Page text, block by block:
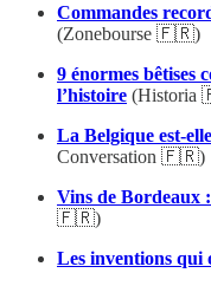
Commandes
(Zonebourse 🇫🇷)
9 énormes bêtises
l’histoire
La Belgique est-
Conversation 🇫🇷)
Vins de Bordeaux
🇫🇷)
Les inventions qui